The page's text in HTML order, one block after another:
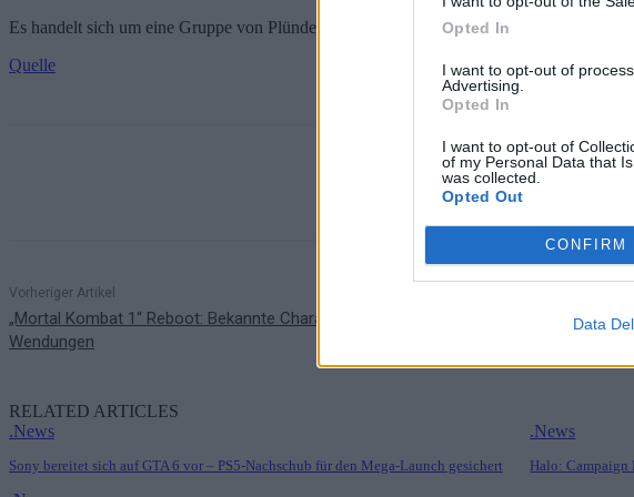
Opted In
I want to opt-out of
Advertising.
Opted In
I want to opt-out of
of my Personal Data that
was collected.
Opted Out
CONFIRM
Data
Es handelt sich um eine Gruppe von Plünderern, die am Rande einer Stadt ums
Quelle
Vorheriger Artikel
„Mortal Kombat 1“ Reboot: Bekannte Charaktere in neuen Rollen und überraschenden
Wendungen
RELATED ARTICLES
.News
Sony bereitet sich auf GTA 6 vor – PS5-Nachschub für den Mega-Launch gesichert
.News
Halo: Campaign